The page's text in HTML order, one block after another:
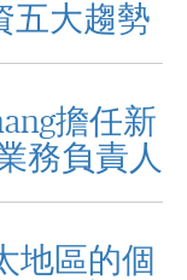
五大趨勢
擔任新
務負責人
地區的個